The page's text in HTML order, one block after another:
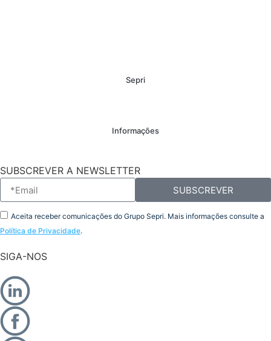
Sepri
Informações
SUBSCREVER A NEWSLETTER
Aceita receber comunicações do Grupo Sepri. Mais informações consulte a
Política de Privacidade.
SUBSCREVER
SIGA-NOS